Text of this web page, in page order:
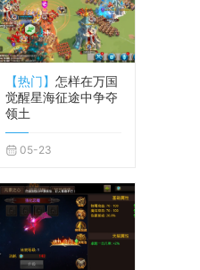
【热门】 怎样在万国
觉醒星海征途中争夺
领土
05-23